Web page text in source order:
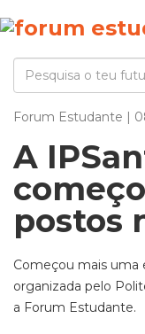
Forum Estudante |
A
postos
Começou mais uma
organizada pelo
a Forum Estudante.